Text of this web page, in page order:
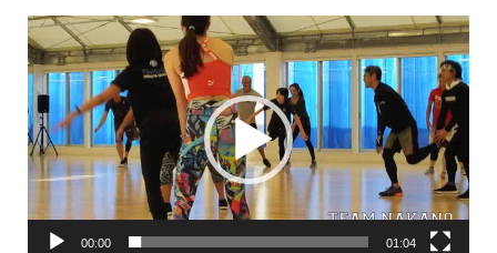
動
画
プ
レ
ー
ヤ
ー
00:00 01:04